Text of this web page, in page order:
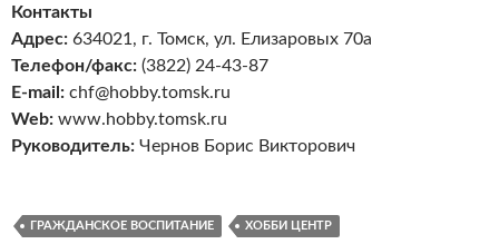
Контакты
Адрес: 634021, г. Томск, ул. Елизаровых 70а
Телефон/факс: (3822) 24-43-87
E-mail: chf@hobby.tomsk.ru
Web: www.hobby.tomsk.ru
Руководитель: Чернов Борис Викторович
ГРАЖДАНСКОЕ ВОСПИТАНИЕ ХОББИ ЦЕНТР